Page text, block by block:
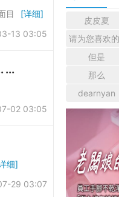
[详细]
13 03:05
...
02 03:05
细]
29 03:07
皮皮夏
请为您喜
但是
那么
dearnyan